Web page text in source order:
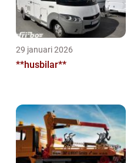
29 januari 2026
**husbilar**